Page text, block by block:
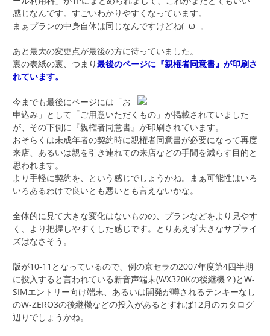
感じなんです。すごいわかりやすくなっています。
まぁプランの中身自体は同じなんですけどね(=ω=。
あと最大の変更点が最後の方に待っていました。
裏の表紙の裏、つまり最後のページに『親権者同意書』が印刷さ
れています。
今までも最後にページには「お
申込み」として「ご用意いただくもの」が掲載されていました
が、その下側に『親権者同意書』が印刷されています。
おそらくは未成年者の契約時に親権者同意書が必要になって再度
来店、あるいは親を引き連れての来店などの手間を減らす目的と
思われます。
より手軽に契約を、という感じでしょうかね。まぁ可能性はいろ
いろあるわけで良いとも悪いとも言えないかな。
全体的に見て大きな変化はないものの、プランなどをより見やす
く、より把握しやすくした感じです。とりあえず大きなサプライ
ズはなさそう。
版が10-11となっているので、例の京セラの2007年度第4四半期
に投入すると言われている新音声端末(WX320Kの後継機？)とW-
SIMエントリー向け端末、あるいは開発が噂されるテンキーなし
のW-ZERO3の後継機などの投入があるとすれば12月のカタログ
辺りでしょうかね。